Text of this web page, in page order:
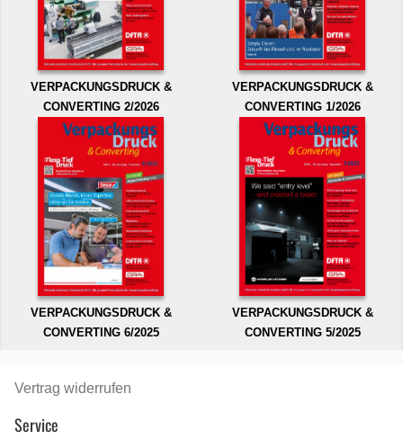
VERPACKUNGSDRUCK &
CONVERTING 2/2026
VERPACKUNGSDRUCK &
CONVERTING 1/2026
VERPACKUNGSDRUCK &
CONVERTING 6/2025
VERPACKUNGSDRUCK &
CONVERTING 5/2025
Vertrag widerrufen
Service